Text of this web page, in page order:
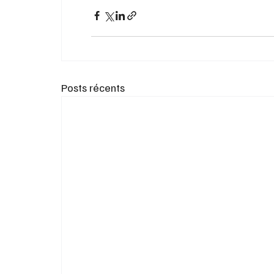
Posts récents